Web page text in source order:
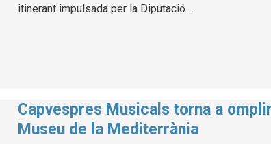
itinerant impulsada per la Diputació...
Capvespres Musicals torna a
Museu de la Mediterrània